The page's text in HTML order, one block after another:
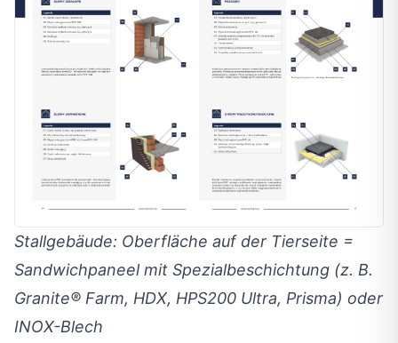
Stallgebäude: Oberfläche auf der Tierseite =
Sandwichpaneel mit Spezialbeschichtung (z. B.
Granite® Farm, HDX, HPS200 Ultra, Prisma) oder
INOX-Blech